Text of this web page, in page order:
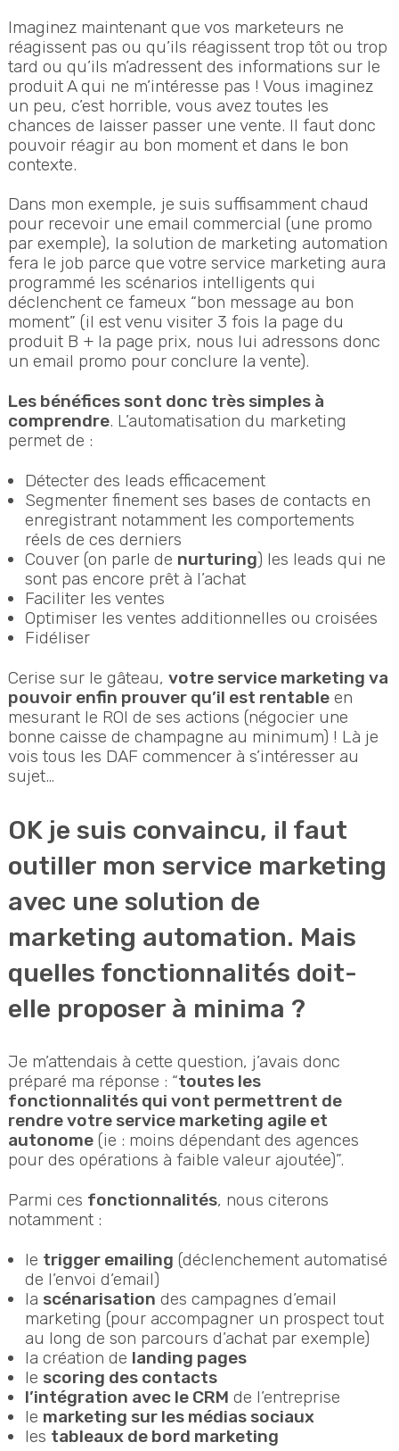
Imaginez maintenant que vos marketeurs ne
réagissent pas ou qu’ils réagissent trop tôt ou trop
tard ou qu’ils m’adressent des informations sur le
produit A qui ne m’intéresse pas ! Vous imaginez
un peu, c’est horrible, vous avez toutes les
chances de laisser passer une vente. Il faut donc
pouvoir réagir au bon moment et dans le bon
contexte.
Dans mon exemple, je suis suffisamment chaud
pour recevoir une email commercial (une promo
par exemple), la solution de marketing automation
fera le job parce que votre service marketing aura
programmé les scénarios intelligents qui
déclenchent ce fameux “bon message au bon
moment” (il est venu visiter 3 fois la page du
produit B + la page prix, nous lui adressons donc
un email promo pour conclure la vente).
Les bénéfices sont donc très simples à
comprendre. L’automatisation du marketing
permet de :
Détecter des leads efficacement
Segmenter finement ses bases de contacts en
enregistrant notamment les comportements
réels de ces derniers
Couver (on parle de nurturing) les leads qui ne
sont pas encore prêt à l’achat
Faciliter les ventes
Optimiser les ventes additionnelles ou croisées
Fidéliser
Cerise sur le gâteau, votre service marketing va
pouvoir enfin prouver qu’il est rentableen
mesurant le ROI de ses actions (négocier une
bonne caisse de champagne au minimum) ! Là je
vois tous les DAF commencer à s’intéresser au
sujet…
OK je suis convaincu, il faut
outiller mon service marketing
avec une solution de
marketing automation. Mais
quelles fonctionnalités doit-
elle proposer à minima ?
Je m’attendais à cette question, j’avais donc
préparé ma réponse : “toutes les
fonctionnalités qui vont permettrent de
rendre votre service marketing agile et
autonome(ie : moins dépendant des agences
pour des opérations à faible valeur ajoutée)”.
Parmi ces fonctionnalités, nous citerons
notamment :
le trigger emailing (déclenchement automatisé
de l’envoi d’email)
la scénarisation des campagnes d’email
marketing (pour accompagner un prospect tout
au long de son parcours d’achat par exemple)
la création de landing pages
le scoring des contacts
l’intégration avec le CRM de l’entreprise
le marketing sur les médias sociaux
les tableaux de bord marketing